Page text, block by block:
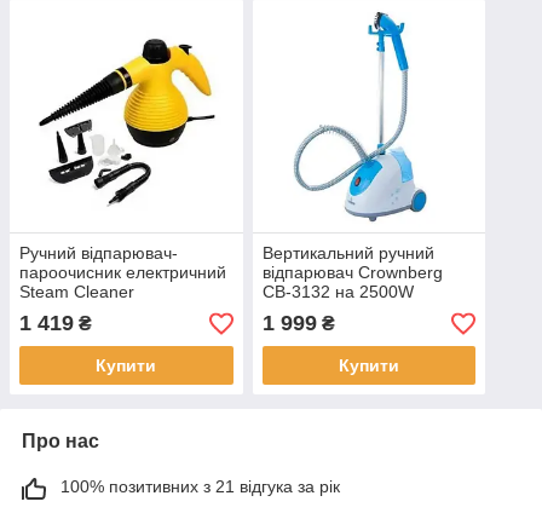
Ручний відпарювач-
пароочисник електричний
Steam Cleaner
1 419 ₴
Купити
Вертикальний ручний
відпарювач Crownberg
CB-3132 на 2500W
1 999₴
Купити
Про нас
100% позитивних з 21 відгука за рік